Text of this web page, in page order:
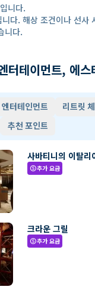
니다.
다. 해상 조건이나 선사
니다.
터테이먼트, 에스
터테인먼트
리트릿
추천 포인트
사바티니의 이탈리
paid추가 요금
크라운 그릴
paid추가 요금